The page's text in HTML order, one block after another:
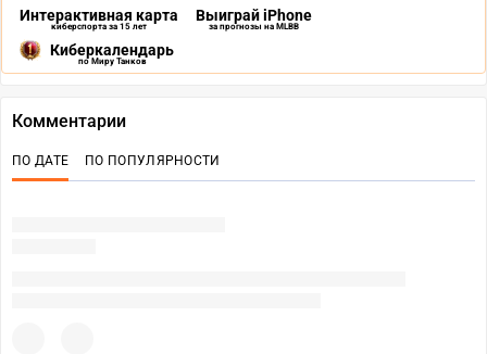
Интерактивная карта
киберспорта за 15 лет
Выиграй iPhone
за прогнозы на MLBB
Киберкалендарь
по Миру Танков
Комментарии
ПО ДАТЕ ПО ПОПУЛЯРНОСТИ